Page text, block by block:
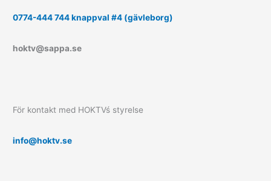
0774-444 744 knappval #4 (gävleborg)
hoktv@sappa.se
För kontakt med HOKTVś styrelse
info@hoktv.se